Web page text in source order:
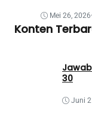
Mei 26, 2026•
Konten
30
Juni